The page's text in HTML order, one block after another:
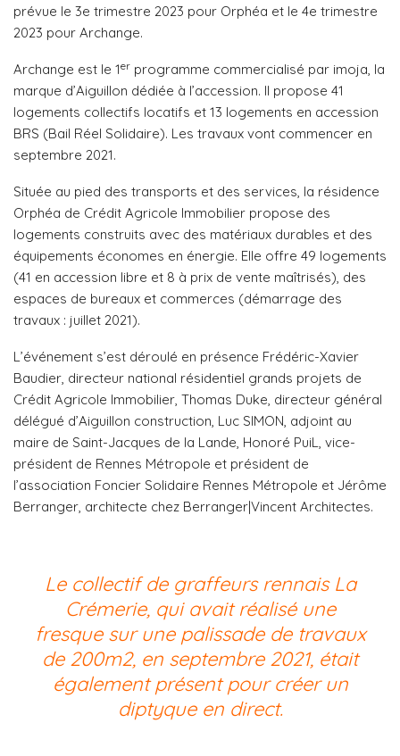
prévue le 3e trimestre 2023 pour Orphéa et le 4e trimestre
2023 pour Archange.
Archange est le 1er programme commercialisé par imoja, la
marque d’Aiguillon dédiée à l’accession. Il propose 41
logements collectifs locatifs et 13 logements en accession
BRS (Bail Réel Solidaire). Les travaux vont commencer en
septembre 2021.
Située au pied des transports et des services, la résidence
Orphéa de Crédit Agricole Immobilier propose des
logements construits avec des matériaux durables et des
équipements économes en énergie. Elle offre 49 logements
(41 en accession libre et 8 à prix de vente maîtrisés), des
espaces de bureaux et commerces (démarrage des
travaux : juillet 2021).
L’événement s’est déroulé en présence Frédéric-Xavier
Baudier, directeur national résidentiel grands projets de
Crédit Agricole Immobilier, Thomas Duke, directeur général
délégué d’Aiguillon construction, Luc SIMON, adjoint au
maire de Saint-Jacques de la Lande, Honoré PuiL, vice-
président de Rennes Métropole et président de
l’association Foncier Solidaire Rennes Métropole et Jérôme
Berranger, architecte chez Berranger|Vincent Architectes.
Le collectif de graffeurs rennais La
Crémerie, qui avait réalisé une
fresque sur une palissade de travaux
de 200m2, en septembre 2021, était
également présent pour créer un
diptyque en direct.